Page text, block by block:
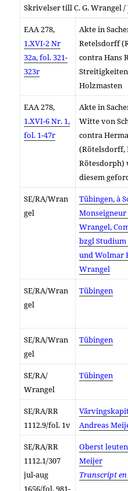
Skrivelser till C. G. Wrangel /
EAA 278,
1.XVI-2 Nr
32a, fol. 321-
323r
Akte in
Retelsdorff
contra Hans
Holzmasten
EAA 278,
1.XVI-6 Nr. 1,
fol. 1-47r
Akte in
Witte von
contra
(Rötelsdorff,
Rötesdorph)
diesem
SE/RA/Wran
gel
Tübingen, à
Monseigneur
Wrangel,
bzgl
und Wolmar
Wrangel
SE/RA/Wran
gel
Tübingen
SE/RA/Wran
gel
Tübingen
SE/RA/
Wrangel
Tübingen
SE/RA/RR
1112.9/fol. 1v
Andreas
SE/RA/RR
1112.1/307
jul-aug
Oberst
Meijer
Transcript